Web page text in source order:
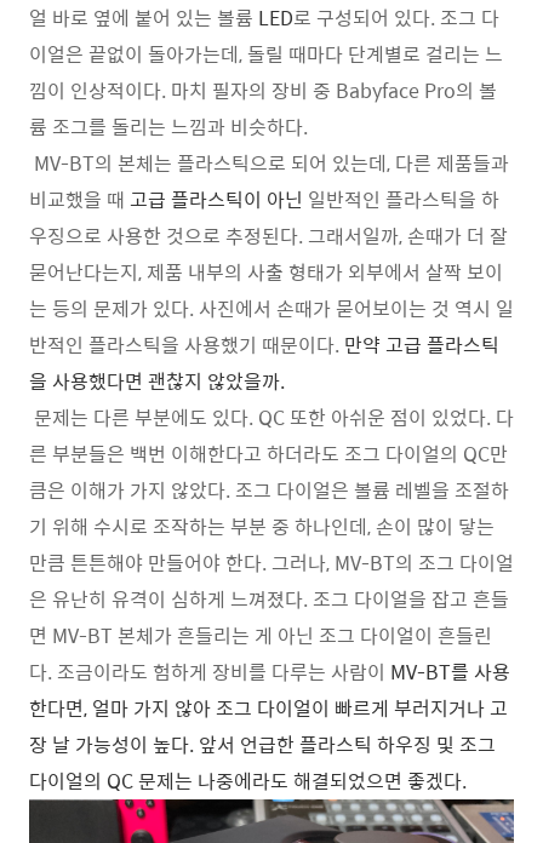
얼 바로 옆에 붙어 있는 볼륨 LED로 구성되어 있다. 조그 다
이얼은 끝없이 돌아가는데, 돌릴 때마다 단계별로 걸리는 느
낌이 인상적이다. 마치 필자의 장비 중 Babyface Pro의 볼
륨 조그를 돌리는 느낌과 비슷하다.
MV-BT의 본체는 플라스틱으로 되어 있는데, 다른 제품들과
비교했을 때 고급 플라스틱이 아닌 일반적인 플라스틱을 하
우징으로 사용한 것으로 추정된다. 그래서일까, 손때가 더 잘
묻어난다는지, 제품 내부의 사출 형태가 외부에서 살짝 보이
는 등의 문제가 있다. 사진에서 손때가 묻어보이는 것 역시 일
반적인 플라스틱을 사용했기 때문이다. 만약 고급 플라스틱
을 사용했다면 괜찮지 않았을까.
문제는 다른 부분에도 있다. QC 또한 아쉬운 점이 있었다. 다
른 부분들은 백번 이해한다고 하더라도 조그 다이얼의 QC만
큼은 이해가 가지 않았다. 조그 다이얼은 볼륨 레벨을 조절하
기 위해 수시로 조작하는 부분 중 하나인데, 손이 많이 닿는
만큼 튼튼해야 만들어야 한다. 그러나, MV-BT의 조그 다이얼
은 유난히 유격이 심하게 느껴졌다. 조그 다이얼을 잡고 흔들
면 MV-BT 본체가 흔들리는 게 아닌 조그 다이얼이 흔들린
다. 조금이라도 험하게 장비를 다루는 사람이 MV-BT를 사용
한다면, 얼마 가지 않아 조그 다이얼이 빠르게 부러지거나 고
장 날 가능성이 높다. 앞서 언급한 플라스틱 하우징 및 조그
다이얼의 QC 문제는 나중에라도 해결되었으면 좋겠다.